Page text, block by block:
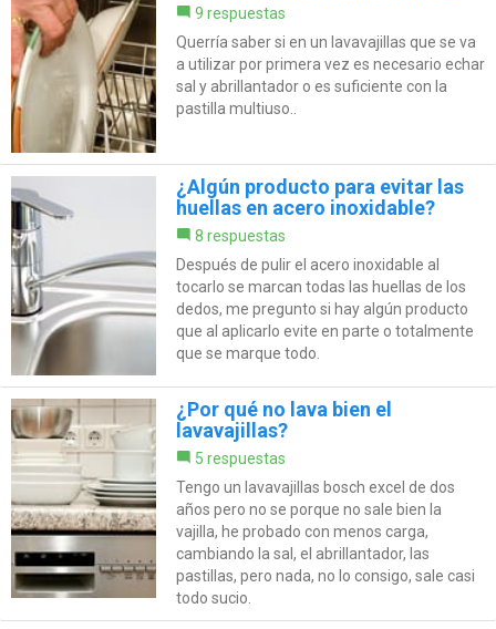
9 respuestas
Querría saber si en un lavavajillas que se va
a utilizar por primera vez es necesario echar
sal y abrillantador o es suficiente con la
pastilla multiuso..
¿Algún producto para evitar las
huellas en acero inoxidable?
8 respuestas
Después de pulir el acero inoxidable al
tocarlo se marcan todas las huellas de los
dedos, me pregunto si hay algún producto
que al aplicarlo evite en parte o totalmente
que se marque todo.
¿Por qué no lava bien el
lavavajillas?
5 respuestas
Tengo un lavavajillas bosch excel de dos
años pero no se porque no sale bien la
vajilla, he probado con menos carga,
cambiando la sal, el abrillantador, las
pastillas, pero nada, no lo consigo, sale casi
todo sucio.